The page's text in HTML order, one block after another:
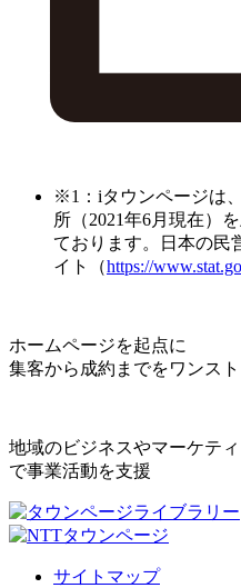
※1：iタウンページは
所（2021年6月現在）
ております。日本の民
イト（https://
ホームページを起点に
集客から成約までをワンス
地域のビジネスやマーケテ
で事業活動を支援
サイトマップ